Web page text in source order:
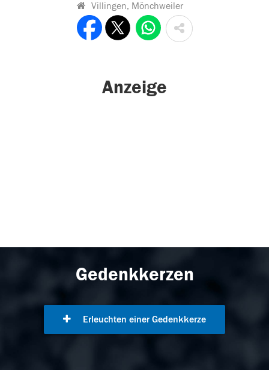
Villingen, Mönchweiler
Anzeige
Gedenkkerzen
Erleuchten einer Gedenkkerze